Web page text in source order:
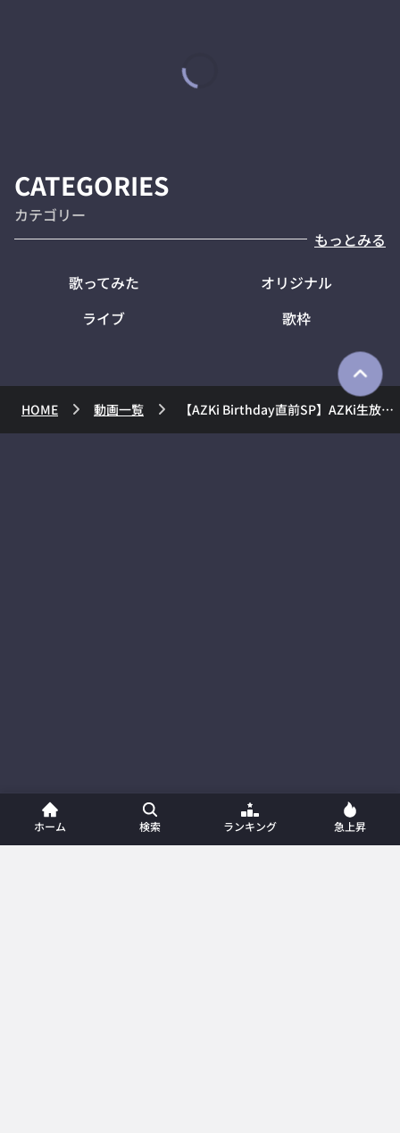
CATEGORIES
カテゴリー
もっとみる
歌ってみた
オリジナル
ライブ
歌枠
HOME 動画一覧 【AZKi Birthday直前SP】AZKi生放送 #7 Talk&Live
ホーム 検索 ランキング 急上昇